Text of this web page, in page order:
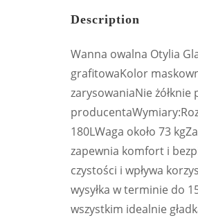
Description
Wanna owalna Otylia
grafitowaKolor
zarysowaniaNie
180LWaga około 73
zapewnia komfort i
czystości i wpływa
wysyłka w terminie do
wszystkim idealnie